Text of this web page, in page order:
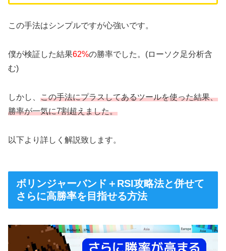
この手法はシンプルですが心強いです。
僕が検証した結果62%の勝率でした。(ローソク足分析含
む)
しかし、 この手法にプラスしてあるツールを使った結果、
勝率が一気に7割超えました。
以下より詳しく解説致します。
ボリンジャーバンド＋RSI攻略法と併せて
さらに高勝率を目指せる方法